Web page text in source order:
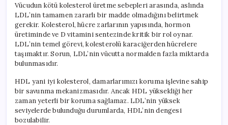
Vücudun kötü kolesterol üretme sebepleri arasında, aslında
LDL’nin tamamen zararlı bir madde olmadığını belirtmek
gerekir. Kolesterol, hücre zarlarının yapısında, hormon
üretiminde ve D vitamini sentezinde kritik bir rol oynar.
LDL’nin temel görevi, kolesterolü karaciğerden hücrelere
taşımaktır. Sorun, LDL’nin vücutta normalden fazla miktarda
bulunmasıdır.
HDL yani iyi kolesterol, damarlarımızı koruma işlevine sahip
bir savunma mekanizmasıdır. Ancak HDL yüksekliği her
zaman yeterli bir koruma sağlamaz. LDL’nin yüksek
seviyelerde bulunduğu durumlarda, HDL’nin dengesi
bozulabilir.